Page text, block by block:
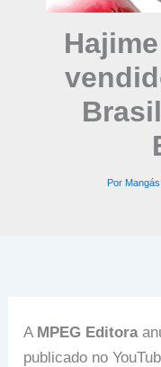
Por
A MPEG Editora
publicado no